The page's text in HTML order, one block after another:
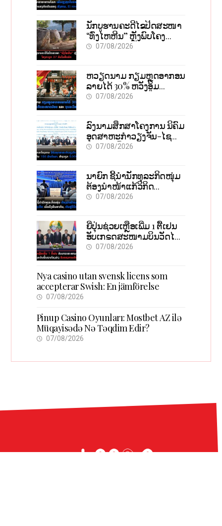
ນັກບູຮານຄະດີໄຂປິດສະໜາ
“ທົ່ງໄຫຫີນ” ຫຼັງພົບໂຄງ
ກະດູກ 37 ຄົນໃນຫີນຍັກ
07/08/2026
ຫວຽດນາມ ກຽມຫຼຸດອາກອນ
ລາຍໄດ້ 30% ຫວັງອູ້ມ
ທຸລະກິດຂະໜາດນ້ອຍ ແລະ
07/08/2026
ລົງນາມສຶກສາໂຄງການ ນິຄົມ
ອຸດສາຫະກຳວຽງຈັນ-ໄຊ
ທານີ ຕັ້ງເປົ້າດຶງທຶນ 150 ລ້ານ
07/08/2026
ນາຍົກ ຊີ້ນຳນັກທຸລະກິດໜຸ່ມ
ຕ້ອງນຳໜ້າແກ້ວິກິດ
ເສດຖະກິດ ເນັ້ນດຶງທຶນ
07/08/2026
ຍີ່ປຸ່ນຊ່ວຍເຫຼືອເພີ່ມ 1 ຕື້ເຢນ
ອັບເກຣດສະໜາມບິນວັດໄຕ
ຮັບຮອງການເຕີບໂຕ
07/08/2026
Nya casino utan svensk licens som
accepterar Swish: En jämförelse
07/08/2026
Pinup Casino Oyunları: Mostbet AZ ilə
Müqayisədə Nə Təqdim Edir?
07/08/2026